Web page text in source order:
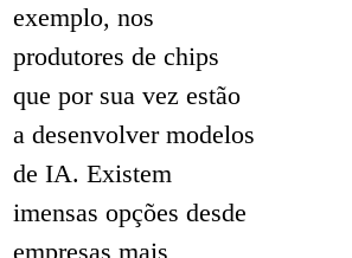
exemplo, nos
produtores de chips
que por sua vez estão
a desenvolver modelos
de IA. Existem
imensas opções desde
empresas mais